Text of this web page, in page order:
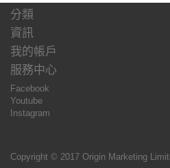
分類
資訊
Copyright © 2017 Origin Marketing
我的帳戶
服務中心
Facebook
Youtube
Instagram